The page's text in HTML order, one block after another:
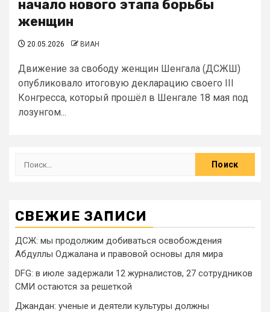
начало нового этапа борьбы
женщин
20.05.2026 ВИАН
Движение за свободу женщин Шенгала (ДСЖШ)
опубликовало итоговую декларацию своего III
Конгресса, который прошёл в Шенгале 18 мая под
лозунгом...
СВЕЖИЕ ЗАПИСИ
ДСЖ: мы продолжим добиваться освобождения
Абдуллы Оджалана и правовой основы для мира
DFG: в июле задержали 12 журналистов, 27 сотрудников
СМИ остаются за решеткой
Джандан: ученые и деятели культуры должны